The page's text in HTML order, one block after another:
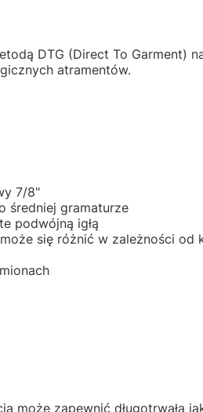
DTG (Direct To Garment)
atramentów.
7/8"
średniej gramaturze
podwójną igłą
się różnić w zależności od
może zapewnić długotrwałą